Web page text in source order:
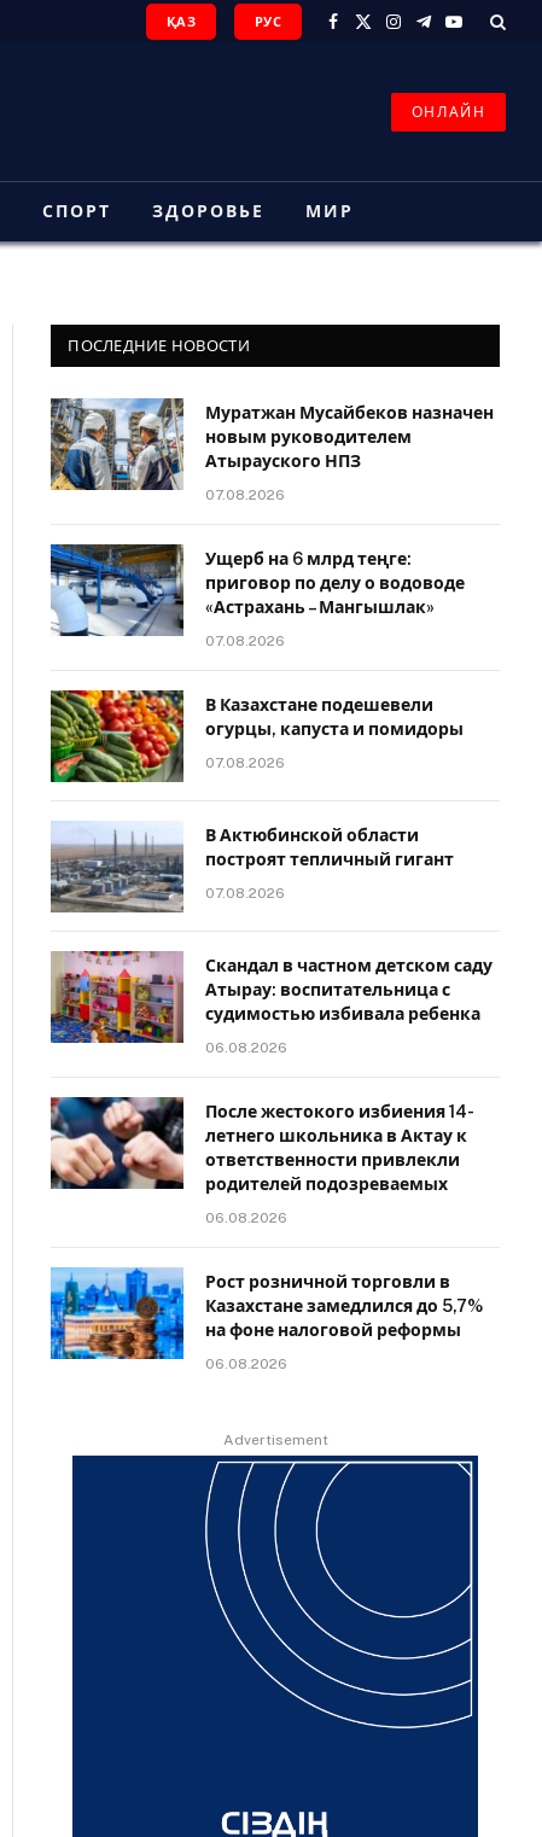
ҚАЗ РУС
Facebook
X
Instagram
Telegram
YouTube
ОНЛАЙН
СПОРТ ЗДОРОВЬЕ МИР
ПОСЛЕДНИЕ НОВОСТИ
Муратжан Мусайбеков назначен
новым руководителем
Атырауского НПЗ
07.08.2026
Ущерб на 6 млрд теңге:
приговор по делу о водоводе
«Астрахань – Мангышлак»
07.08.2026
В Казахстане подешевели
огурцы, капуста и помидоры
07.08.2026
В Актюбинской области
построят тепличный гигант
07.08.2026
Скандал в частном детском саду
Атырау: воспитательница с
судимостью избивала ребенка
06.08.2026
После жестокого избиения 14-
летнего школьника в Актау к
ответственности привлекли
родителей подозреваемых
06.08.2026
Рост розничной торговли в
Казахстане замедлился до 5,7%
на фоне налоговой реформы
06.08.2026
Advertisement